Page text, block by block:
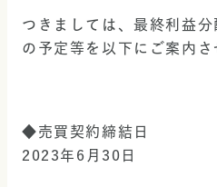
つきましては、最終利益
の予定等を以下にご案内さ
◆売買契約締結日
2023年6月30日